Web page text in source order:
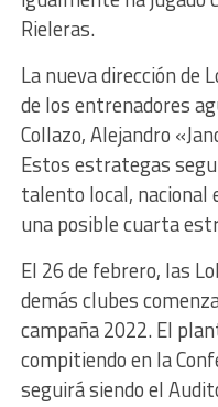
Rieleras.
La nueva dirección de
de los entrenadores
Collazo, Alejandro
Estos estrategas
talento local, nacional
una posible cuarta
El 26 de febrero, las
demás clubes
campaña 2022. El
compitiendo en la
seguirá siendo el